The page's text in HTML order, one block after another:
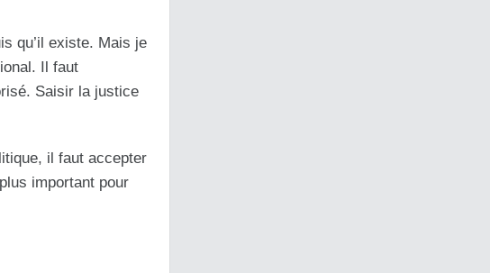
qu’il existe. Mais je
Il faut
Saisir la justice
il faut accepter
important pour